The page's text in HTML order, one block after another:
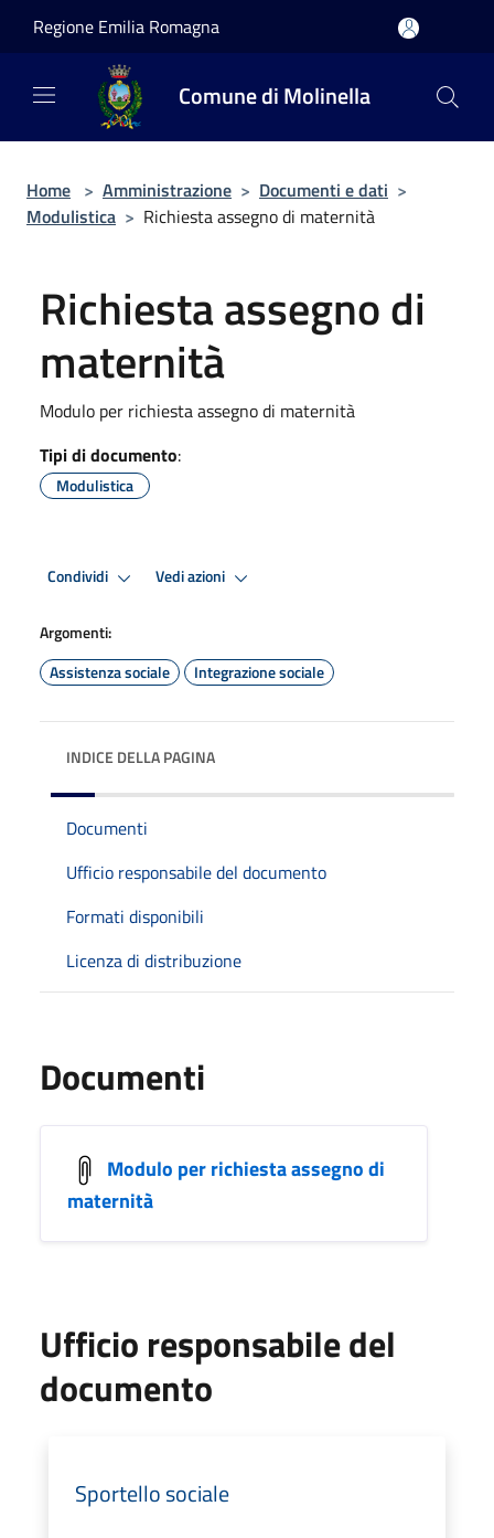
Regione Emilia Romagna
Comune di Molinella
Home > Amministrazione > Documenti e dati >
Modulistica > Richiesta assegno di maternità
Richiesta assegno di
maternità
Modulo per richiesta assegno di maternità
Tipi di documento:
Modulistica
Condividi Vedi azioni
Argomenti:
Assistenza sociale
Integrazione sociale
INDICE DELLA PAGINA
Documenti
Ufficio responsabile del documento
Formati disponibili
Licenza di distribuzione
Documenti
Modulo per richiesta assegno di
maternità
Ufficio responsabile del
documento
Sportello sociale